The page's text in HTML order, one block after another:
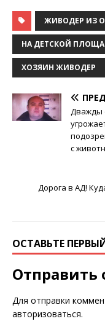
ЖИВОДЕР ИЗ
НА ДЕТСКОЙ
ХОЗЯИН ЖИВОДЕР
Дважды
с
Дорога в АД!
ОСТАВЬТЕ
Отправить
Для отправки
авторизоваться.